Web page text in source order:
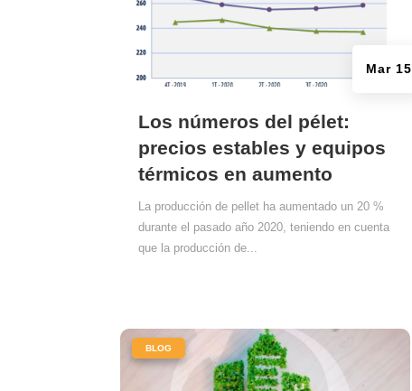
Los números del pélet:
precios estables y equipos
térmicos en aumento
Mar 15
La producción de pellet ha aumentado un 20 %
durante el pasado año 2020, teniendo en cuenta
que la producción de...
BLOG